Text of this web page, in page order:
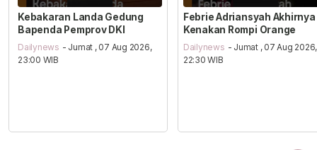
Kebakaran Landa Gedung
Bapenda Pemprov DKI
Dailynews - Jumat , 07 Aug 2026,
23:00 WIB
Febrie Adriansyah Akhirnya
Kenakan Rompi Orange
Dailynews - Jumat , 07 Aug 2026,
22:30 WIB